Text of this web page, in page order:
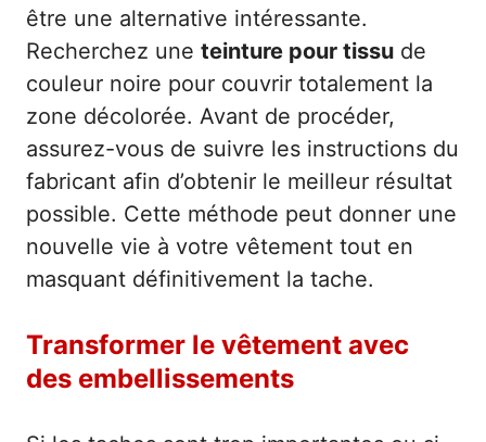
être une alternative intéressante.
Recherchez une teinture pour tissu de
couleur noire pour couvrir totalement la
zone décolorée. Avant de procéder,
assurez-vous de suivre les instructions du
fabricant afin d’obtenir le meilleur résultat
possible. Cette méthode peut donner une
nouvelle vie à votre vêtement tout en
masquant définitivement la tache.
Transformer le vêtement avec
des embellissements